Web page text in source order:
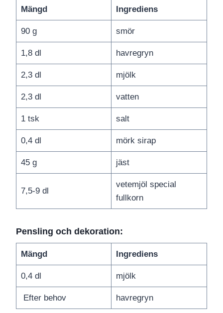
Mängd Ingrediens
90 g smör
1,8 dl havregryn
2,3 dl mjölk
2,3 dl vatten
1 tsk salt
0,4 dl mörk sirap
45 g jäst
7,5-9 dl
vetemjöl special
fullkorn
Pensling och dekoration:
Mängd Ingrediens
0,4 dl mjölk
Efter behov havregryn